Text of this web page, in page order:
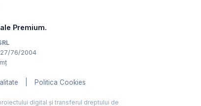
Premium.
76/2004
Politica Cookies
digital și transferul dreptului de